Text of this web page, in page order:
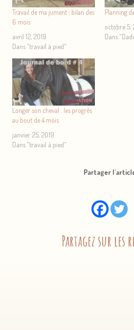
Travail de ma jument : bilan des
6 mois
avril 12, 2019
Dans "travail à pied"
Planning
octobre 5,
Dans
Longer son cheval : les progrès
au bout de 4 mois
janvier 25, 2019
Dans "travail à pied"
Partager
Partagez sur les